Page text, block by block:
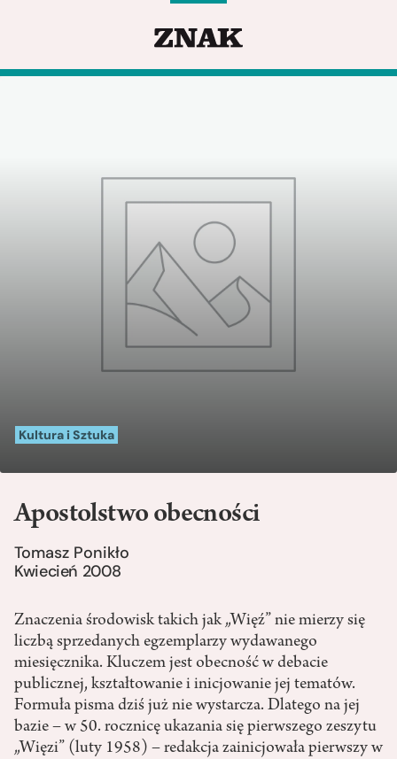
Kultura i Sztuka
Apostolstwo obecności
Tomasz Ponikło
Kwiecień 2008
Znaczenia środowisk takich jak „Więź” nie mierzy się
liczbą sprzedanych egzemplarzy wydawanego
miesięcznika. Kluczem jest obecność w debacie
publicznej, kształtowanie i inicjowanie jej tematów.
Formuła pisma dziś już nie wystarcza. Dlatego na jej
bazie – w 50. rocznicę ukazania się pierwszego zeszytu
„Więzi” (luty 1958) – redakcja zainicjowała pierwszy w